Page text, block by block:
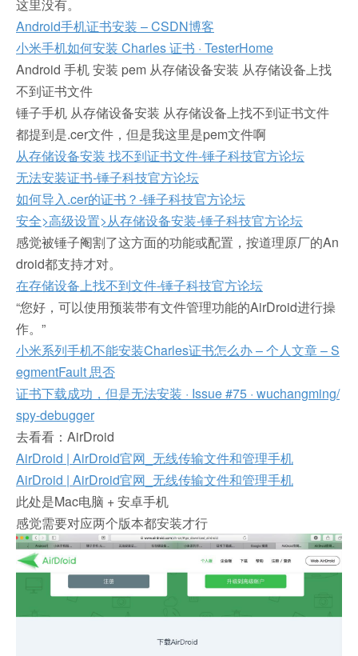
这里没有。
Android手机证书安装 – CSDN博客
小米手机如何安装 Charles 证书 · TesterHome
Android 手机 安装 pem 从存储设备安装 从存储设备上找
不到证书文件
锤子手机 从存储设备安装 从存储设备上找不到证书文件
都提到是.cer文件，但是我这里是pem文件啊
从存储设备安装 找不到证书文件-锤子科技官方论坛
无法安装证书-锤子科技官方论坛
如何导入.cer的证书？-锤子科技官方论坛
安全>高级设置>从存储设备安装-锤子科技官方论坛
感觉被锤子阉割了这方面的功能或配置，按道理原厂的An
droid都支持才对。
在存储设备上找不到文件-锤子科技官方论坛
“您好，可以使用预装带有文件管理功能的AirDroid进行操
作。”
小米系列手机不能安装Charles证书怎么办 – 个人文章 – S
egmentFault 思否
证书下载成功，但是无法安装 · Issue #75 · wuchangming/
spy-debugger
去看看：AirDroid
AirDroid | AirDroid官网_无线传输文件和管理手机
AirDroid | AirDroid官网_无线传输文件和管理手机
此处是Mac电脑 + 安卓手机
感觉需要对应两个版本都安装才行